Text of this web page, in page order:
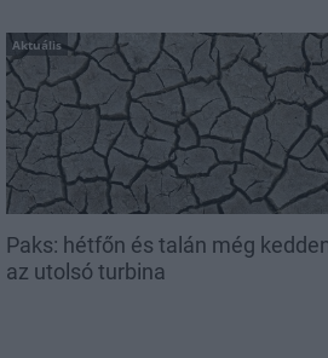
Aktuális
Paks: hétfőn és talán még
az utolsó turbina